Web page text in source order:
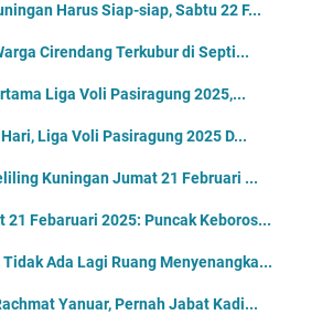
Harus Siap-siap, Sabtu 22 F...
Cirendang Terkubur di Septi...
Liga Voli Pasiragung 2025,...
Liga Voli Pasiragung 2025 D...
Kuningan Jumat 21 Februari ...
21 Febaruari 2025: Puncak Keboros...
Ada Lagi Ruang Menyenangka...
Yanuar, Pernah Jabat Kadi...